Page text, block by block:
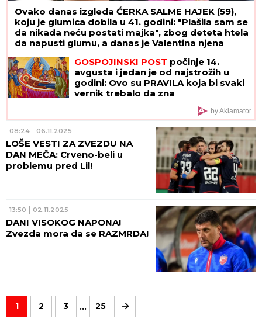
Ovako danas izgleda ĆERKA SALME HAJEK (59),
koju je glumica dobila u 41. godini: "Plašila sam se
da nikada neću postati majka", zbog deteta htela
da napusti glumu, a danas je Valentina njena
GOSPOJINSKI POST počinje 14.
avgusta i jedan je od najstrožih u
godini: Ovo su PRAVILA koja bi svaki
vernik trebalo da zna
by Aklamator
08:24 06.11.2025
LOŠE VESTI ZA ZVEZDU NA
DAN MEČA: Crveno-beli u
problemu pred Lil!
13:50 02.11.2025
DANI VISOKOG NAPONA!
Zvezda mora da se RAZMRDA!
1 2 3 ... 25